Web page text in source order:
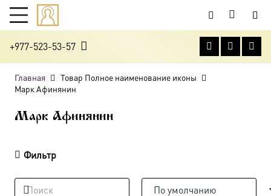
+977-523-53-57
Главная
Товар Полное наименование иконы
Марк Афинянин
Марк Афинянин
Фильтр